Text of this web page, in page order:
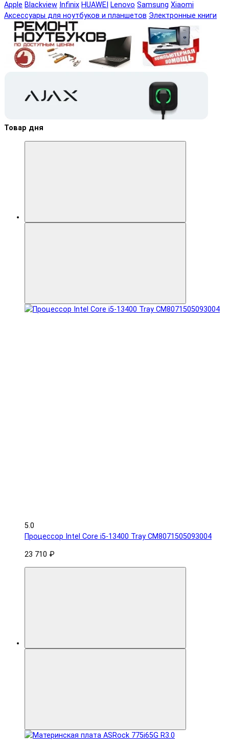
Apple Blackview Infinix HUAWEI Lenovo Samsung Xiaomi
Аксессуары для ноутбуков и планшетов Электронные книги
Товар дня
5.0
Процессор Intel Core i5-13400 Tray CM8071505093004
23 710 ₽